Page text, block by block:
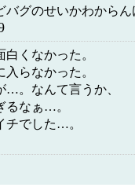
バグのせいかわから
くなかった。
らなかった。
…。なんて言うか、
るなぁ…。
チでした…。